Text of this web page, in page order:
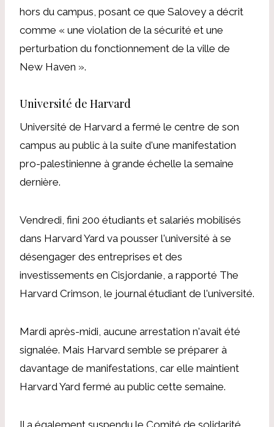
hors du campus, posant ce que Salovey a décrit
comme « une violation de la sécurité et une
perturbation du fonctionnement de la ville de
New Haven ».
Université de Harvard
Université de Harvard a fermé le centre de son
campus au public à la suite d'une manifestation
pro-palestinienne à grande échelle la semaine
dernière.
Vendredi, fini 200 étudiants et salariés mobilisés
dans Harvard Yard va pousser l'université à se
désengager des entreprises et des
investissements en Cisjordanie, a rapporté The
Harvard Crimson le journal étudiant de l'université.
Mardi après-midi, aucune arrestation n'avait été
signalée. Mais Harvard semble se préparer à
davantage de manifestations, car elle maintient
Harvard Yard fermé au public cette semaine.
Il a également suspendu le Comité de solidarité